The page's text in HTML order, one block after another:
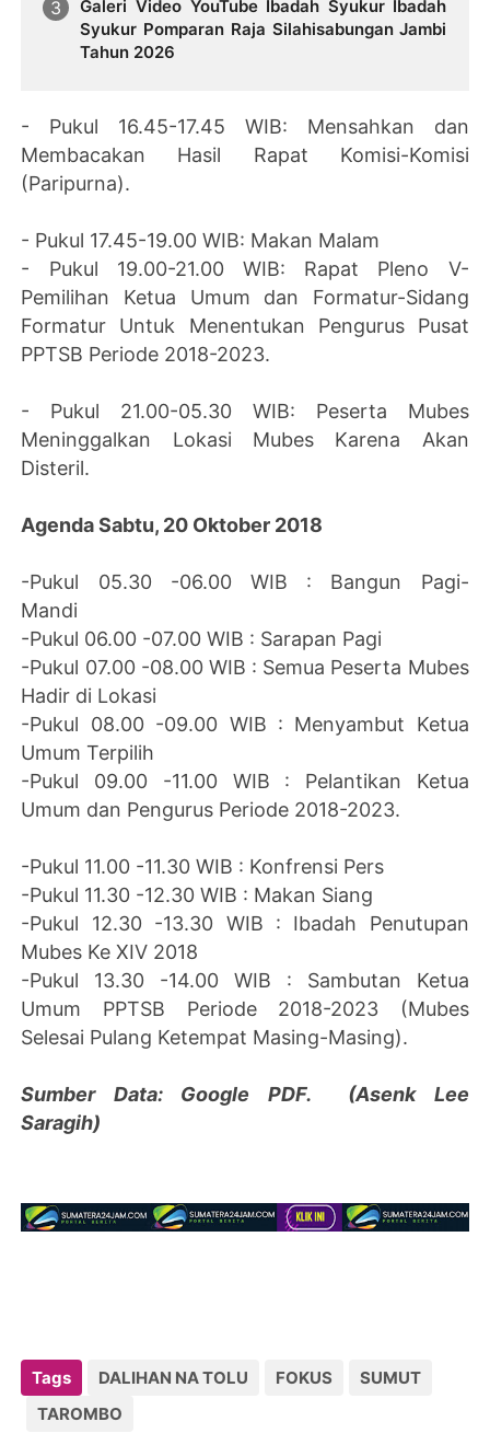
Galeri Video YouTube Ibadah Syukur Ibadah
Syukur Pomparan Raja Silahisabungan Jambi
Tahun 2026
- Pukul 16.45-17.45 WIB: Mensahkan dan
Membacakan Hasil Rapat Komisi-Komisi
(Paripurna).
- Pukul 17.45-19.00 WIB: Makan Malam
- Pukul 19.00-21.00 WIB: Rapat Pleno V-
Pemilihan Ketua Umum dan Formatur-Sidang
Formatur Untuk Menentukan Pengurus Pusat
PPTSB Periode 2018-2023.
- Pukul 21.00-05.30 WIB: Peserta Mubes
Meninggalkan Lokasi Mubes Karena Akan
Disteril.
Agenda Sabtu, 20 Oktober 2018
-Pukul 05.30 -06.00 WIB : Bangun Pagi-
Mandi
-Pukul 06.00 -07.00 WIB : Sarapan Pagi
-Pukul 07.00 -08.00 WIB : Semua Peserta Mubes
Hadir di Lokasi
-Pukul 08.00 -09.00 WIB : Menyambut Ketua
Umum Terpilih
-Pukul 09.00 -11.00 WIB : Pelantikan Ketua
Umum dan Pengurus Periode 2018-2023.
-Pukul 11.00 -11.30 WIB : Konfrensi Pers
-Pukul 11.30 -12.30 WIB : Makan Siang
-Pukul 12.30 -13.30 WIB : Ibadah Penutupan
Mubes Ke XIV 2018
-Pukul 13.30 -14.00 WIB : Sambutan Ketua
Umum PPTSB Periode 2018-2023 (Mubes
Selesai Pulang Ketempat Masing-Masing).
Sumber Data: Google PDF. (Asenk Lee
Saragih)
Tags DALIHAN NA TOLU FOKUS
SUMUT
TAROMBO